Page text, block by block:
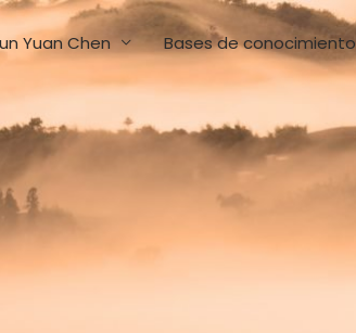
Yuan Chen Bases de conocimiento